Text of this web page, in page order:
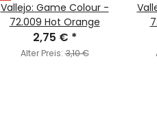
Vallejo: Game Colour -
72.009 Hot Orange
2,75 € *
Alter Preis:3,10 €